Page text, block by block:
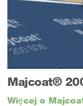
Majcoat®
Więcej o